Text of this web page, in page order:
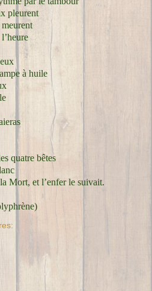
pleurent
meurent
à huile
quatre bêtes
Mort, et l’enfer le suivait.